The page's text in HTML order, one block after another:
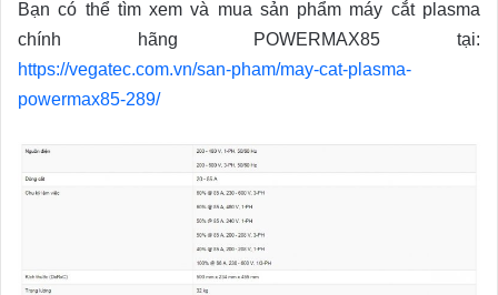
Bạn có thể tìm xem và mua sản phẩm máy cắt plasma
chính hãng POWERMAX85 tại:
https://vegatec.com.vn/san-pham/may-cat-plasma-
powermax85-289/